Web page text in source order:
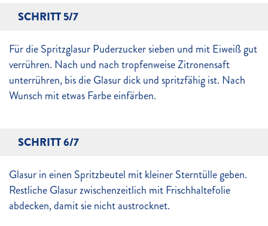
SCHRITT 5/7
Für die Spritzglasur Puderzucker sieben und mit Eiweiß gut
verrühren. Nach und nach tropfenweise Zitronensaft
unterrühren, bis die Glasur dick und spritzfähig ist. Nach
Wunsch mit etwas Farbe einfärben.
SCHRITT 6/7
Glasur in einen Spritzbeutel mit kleiner Sterntülle geben.
Restliche Glasur zwischenzeitlich mit Frischhaltefolie
abdecken, damit sie nicht austrocknet.